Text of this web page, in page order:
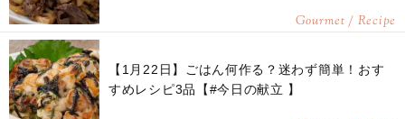
Gourmet / Recipe
【1月22日】ごはん何作る？迷わず簡単！おす
すめレシピ3品【#今日の献立 】